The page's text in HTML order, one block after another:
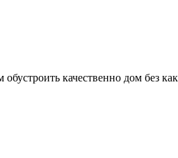
качественно дом без